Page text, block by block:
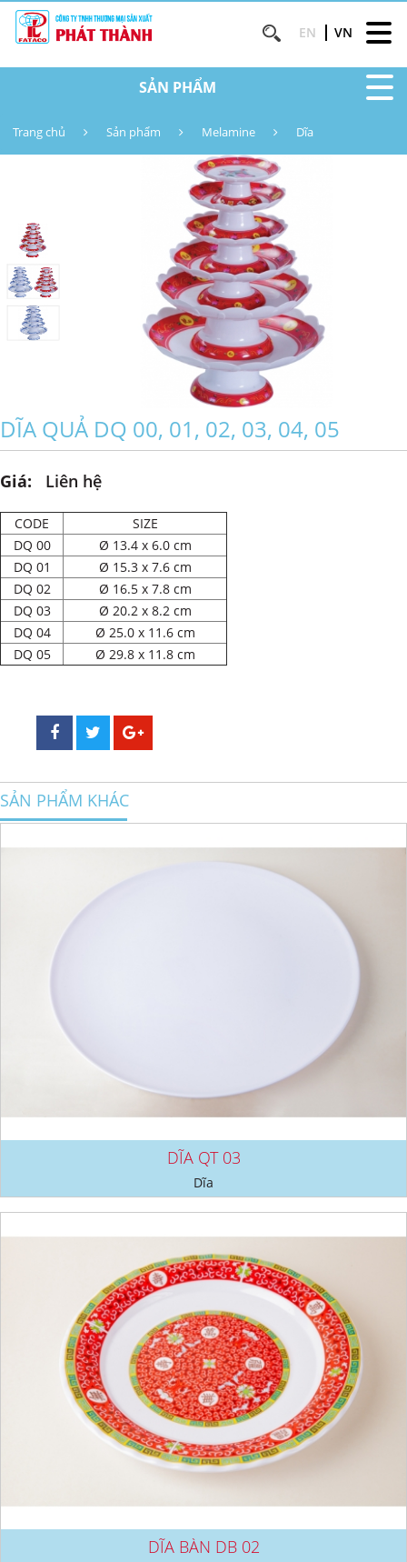
EN VN
SẢN PHẨM
Trang chủ Sản phẩm Melamine Dĩa
DĨA QUẢ DQ 00, 01, 02, 03, 04, 05
Giá: Liên hệ
CODE
SIZE
DQ 00
Ø 13.4 x 6.0 cm
DQ 01
Ø 15.3 x 7.6 cm
DQ 02
Ø 16.5 x 7.8 cm
DQ 03
Ø 20.2 x 8.2 cm
DQ 04
Ø 25.0 x 11.6 cm
DQ 05
Ø 29.8 x 11.8 cm
SẢN PHẨM KHÁC
DĨA QT 03
Dĩa
DĨA BÀN DB 02